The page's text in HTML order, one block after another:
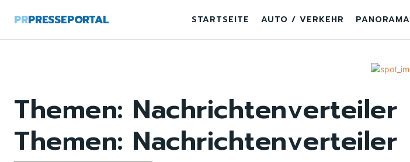
PRPRESSEPORTAL STARTSEITE AUTO / VERKEHR PANORAMA
Themen: Nachrichtenverteiler
Themen: Nachrichtenverteiler